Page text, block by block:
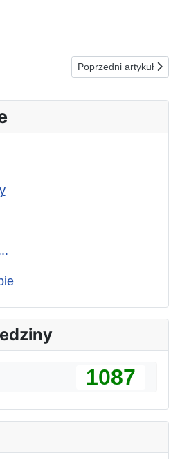
ZA NIEZDARNYCH...
Następna strona:
Poprzedni artykuł
1087